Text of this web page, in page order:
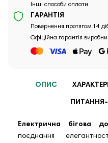
Інші способи оплати
ГАРАНТІЯ
Повернення протягом 14
Офіційна гарантія
ОПИС
ПИТАННЯ-
Електрична бігова
поєднання